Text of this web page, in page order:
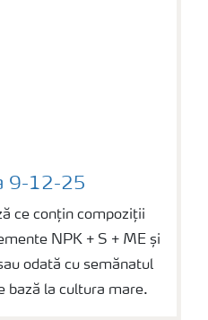
9-12-25
ce conțin compoziții
NPK + S + ME și
odată cu semănatul
bază la cultura mare.